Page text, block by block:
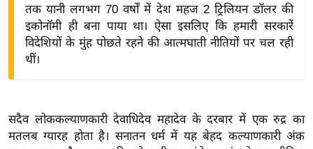
द्यो
ग
त
तक यानी लगभग 70 वर्षों में देश महज 2 ट्रिलियन डॉलर की
इकोनॉमी ही बना पाया था। ऐसा इसलिए कि हमारी सरकारें
विदेशियों के मुंह पोछते रहने की आत्मघाती नीतियों पर चल रही
थीं।
सदैव लोककल्याणकारी देवाधिदेव महादेव के दरबार में एक रुद्र का
मतलब ग्यारह होता है। सनातन धर्म में यह बेहद कल्याणकारी अंक